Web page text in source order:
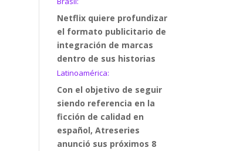
Netflix quiere profundizar
el formato publicitario de
integración de marcas
dentro de sus historias
Latinoamérica:
Con el objetivo de seguir
siendo referencia en la
ficción de calidad en
español, Atreseries
anunció sus próximos 8